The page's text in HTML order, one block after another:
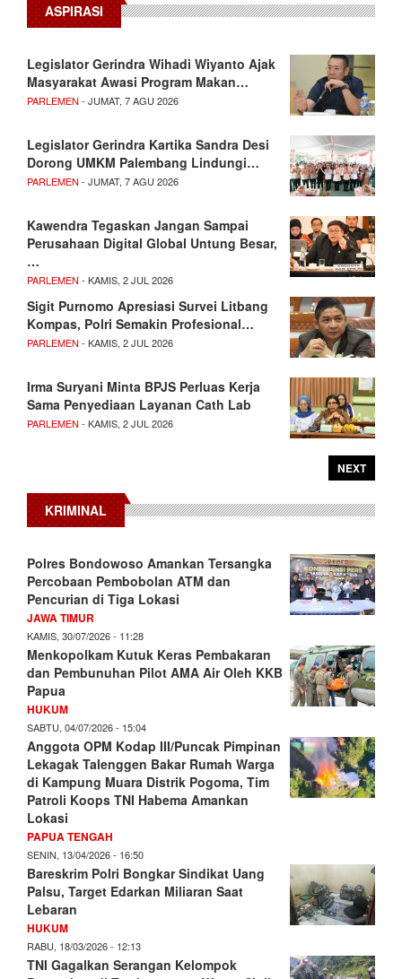
ASPIRASI
Legislator Gerindra Wihadi Wiyanto Ajak
Masyarakat Awasi Program Makan…
PARLEMEN - JUMAT, 7 AGU 2026
Legislator Gerindra Kartika Sandra Desi
Dorong UMKM Palembang Lindungi…
PARLEMEN - JUMAT, 7 AGU 2026
Kawendra Tegaskan Jangan Sampai
Perusahaan Digital Global Untung Besar,
…
PARLEMEN - KAMIS, 2 JUL 2026
Sigit Purnomo Apresiasi Survei Litbang
Kompas, Polri Semakin Profesional…
PARLEMEN - KAMIS, 2 JUL 2026
Irma Suryani Minta BPJS Perluas Kerja
Sama Penyediaan Layanan Cath Lab
PARLEMEN - KAMIS, 2 JUL 2026
NEXT
KRIMINAL
Polres Bondowoso Amankan Tersangka
Percobaan Pembobolan ATM dan
Pencurian di Tiga Lokasi
JAWA TIMUR
KAMIS, 30/07/2026 - 11:28
Menkopolkam Kutuk Keras Pembakaran
dan Pembunuhan Pilot AMA Air Oleh KKB
Papua
HUKUM
SABTU, 04/07/2026 - 15:04
Anggota OPM Kodap III/Puncak Pimpinan
Lekagak Talenggen Bakar Rumah Warga
di Kampung Muara Distrik Pogoma, Tim
Patroli Koops TNI Habema Amankan
Lokasi
PAPUA TENGAH
SENIN, 13/04/2026 - 16:50
Bareskrim Polri Bongkar Sindikat Uang
Palsu, Target Edarkan Miliaran Saat
Lebaran
HUKUM
RABU, 18/03/2026 - 12:13
TNI Gagalkan Serangan Kelompok